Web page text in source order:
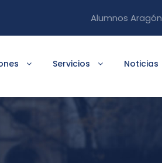
Alumnos Aragón
Servicios Noticias